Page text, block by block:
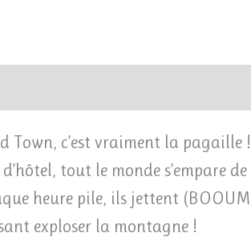
Town, c’est vraiment la pagaille !
tout le monde s’empare de
heure pile, ils jettent (BOOUM
exploser la montagne !